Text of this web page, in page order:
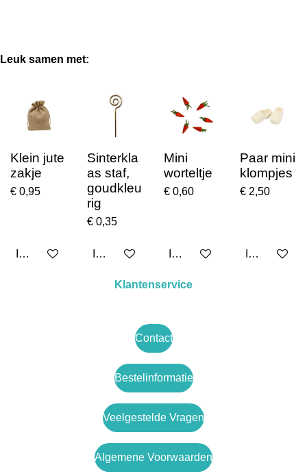
Leuk samen met:
Klein jute
zakje
€ 0,95
In winkelwagen
Sinterkla
as staf,
goudkleu
rig
€ 0,35
In winkelwagen
Mini
worteltje
€ 0,60
In winkelwagen
Paar mini
klompjes
€ 2,50
In
Klantenservice
Contact
Bestelinformatie
Veelgestelde Vragen
Algemene Voorwaarden